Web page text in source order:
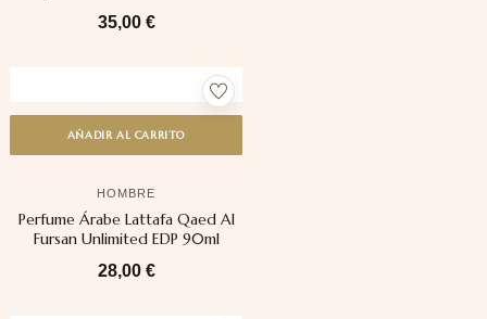
35,00 €
AÑADIR AL CARRITO
HOMBRE
Perfume Árabe Lattafa Qaed Al
Fursan Unlimited EDP 90ml
28,00 €